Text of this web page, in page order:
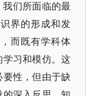
们所面临的最
界的形成和发
而既有学科体
习和模仿。这
性，但由于缺